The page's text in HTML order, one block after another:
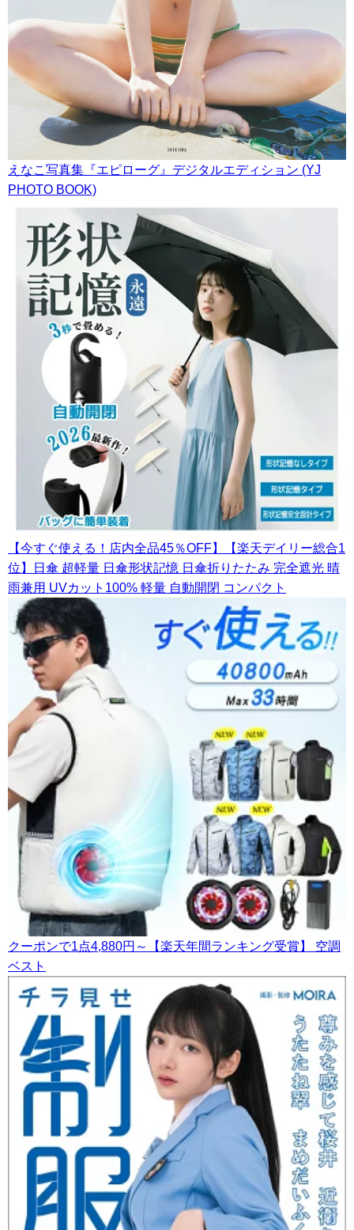
えなこ写真集『エピローグ』デジタルエディション (YJ
PHOTO BOOK)
【今すぐ使える！店内全品45％OFF】【楽天デイリー総合1
位】日傘 超軽量 日傘形状記憶 日傘折りたたみ 完全遮光 晴
雨兼用 UVカット100% 軽量 自動開閉 コンパクト
クーポンで1点4,880円～【楽天年間ランキング受賞】 空調
ベスト